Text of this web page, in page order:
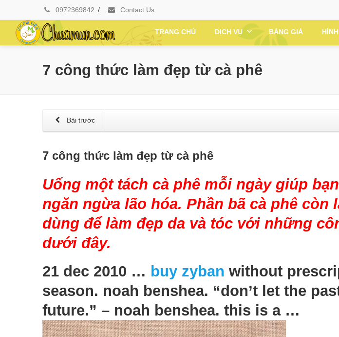
0972369842 / Contact Us
TRANG CHỦ DỊCH VỤ BẢNG GIÁ
7 công thức làm đẹp từ cà phê
Bài trước
7 công thức làm đẹp từ cà phê
Uống một tách cà phê mỗi ngày giúp
ngăn ngừa lão hóa. Phần bã cà phê còn
dùng để làm đẹp da và tóc với những
dưới đây.
21 dec 2010 … buy zyban without
season. noah benshea. “don’t let the
future.” – noah benshea. this is a …